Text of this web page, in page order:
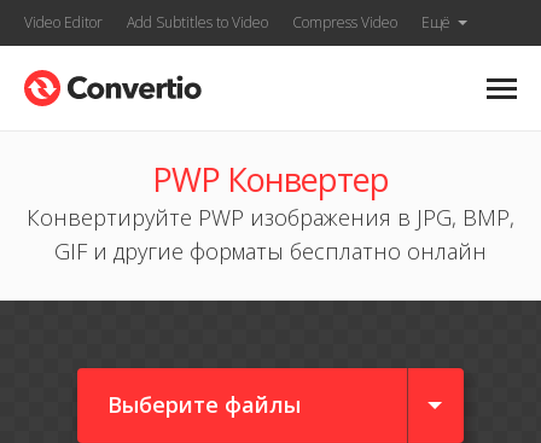
Video Editor Add Subtitles to Video Compress Video Ещё
PWP Конвертер
Конвертируйте PWP изображения в JPG, BMP,
GIF и другие форматы бесплатно онлайн
Выберите файлы